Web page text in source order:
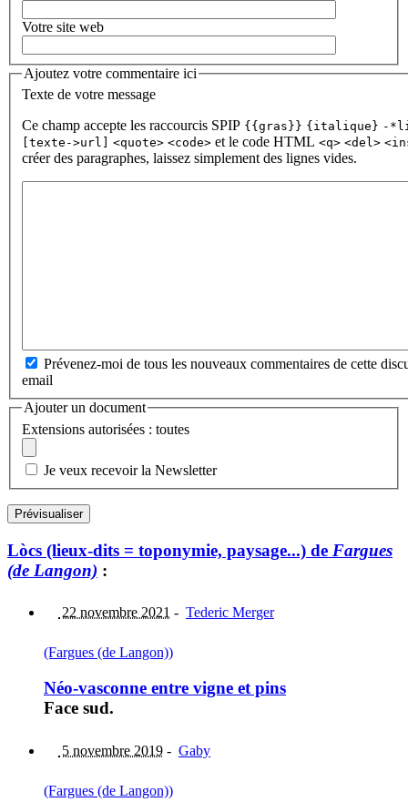
Votre site web
Ajoutez votre commentaire ici
Texte de votre message
Ce champ accepte les raccourcis SPIP {{gras}} {italique} -
[texte->url]
<quote> <code> et le code HTML <q> <del>
créer des paragraphes, laissez simplement des lignes vides.
Prévenez-moi de tous les nouveaux commentaires de cette
email
Ajouter un document
Extensions autorisées : toutes
Je veux recevoir la Newsletter
Lòcs (lieux-dits = toponymie, paysage...) de Fargues
(de Langon) :
22 novembre 2021 - Tederic Merger
(Fargues (de Langon))
Néo-vasconne entre vigne et pins
Face sud.
5 novembre 2019 - Gaby
(Fargues (de Langon))